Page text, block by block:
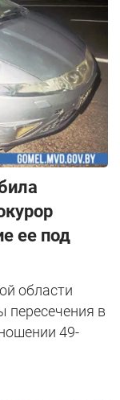
ее под
области
пересечения в
49-